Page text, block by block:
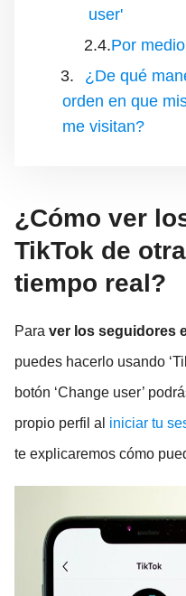
user'
Por
¿De qué
orden en que
me visitan?
¿Cómo ver
TikTok de
tiempo real?
Para ver los seguidores
puedes hacerlo usando
botón ‘Change user’
propio perfil al iniciar tu
te explicaremos cómo